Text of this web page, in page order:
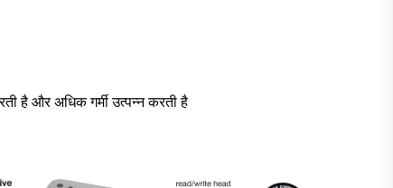
है और अधिक गर्मी उत्पन्न करती है